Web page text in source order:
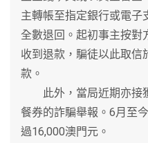
主轉帳至指定銀行或電子
全數退回。起初事主按對
收到退款，騙徒以此取信
款。
此外，當局近期亦接
餐券的詐騙舉報。6月至
過16,000澳門元。